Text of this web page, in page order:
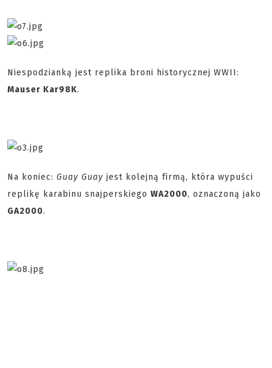
Niespodzianką jest replika broni historycznej WWII:
Mauser Kar98K.
Na koniec: Guay Guay jest kolejną firmą, która wypuści
replikę karabinu snajperskiego WA2000, oznaczoną jako
GA2000.